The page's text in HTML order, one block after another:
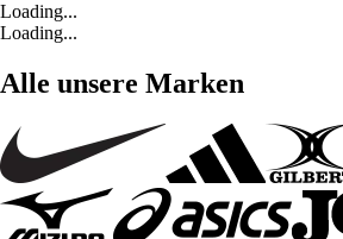
Loading...
Loading...
Alle unsere Marken